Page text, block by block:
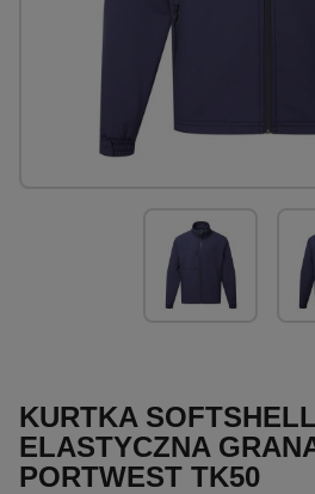
KURTKA SOFTSHELL
ELASTYCZNA
PORTWEST TK50